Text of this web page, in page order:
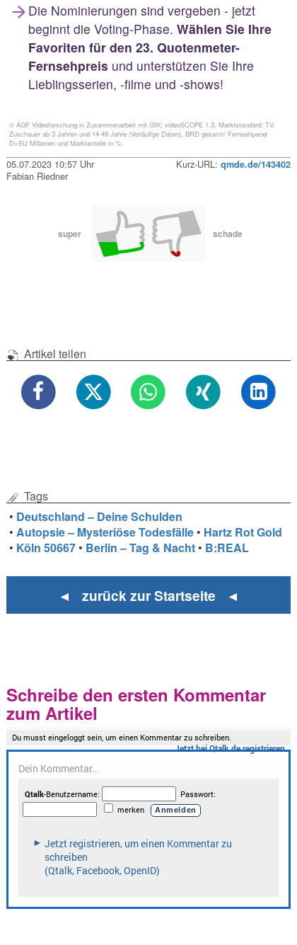
Die Nominierungen sind vergeben - jetzt
beginnt die Voting-Phase. Wählen Sie Ihre
Favoriten für den 23. Quotenmeter-
Fernsehpreis und unterstützen Sie Ihre
Lieblingsserien, -filme und -shows!
© AGF Videoforschung in Zusammenarbeit mit GfK; videoSCOPE 1.3, Marktstandard: TV.
Zuschauer ab 3 Jahren und 14-49 Jahre (Vorläufige Daten), BRD gesamt/ Fernsehpanel
D+EU Millionen und Marktanteile in %.
05.07.2023 10:57 Uhr Kurz-URL: qmde.de/143402
Fabian Riedner
super schade
Artikel teilen
Tags
• Deutschland – Deine Schulden
•Autopsie – Mysteriöse Todesfälle • Hartz Rot Gold
• Köln 50667 • Berlin – Tag & Nacht • B:REAL
◄ zurück zur Startseite ◄
Schreibe den ersten Kommentar
zum Artikel